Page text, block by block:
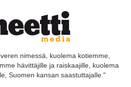
nimessä, kuolema kotiemme,
hävittäjille ja raiskaajille, kuolema
Suomen kansan saastuttajalle."